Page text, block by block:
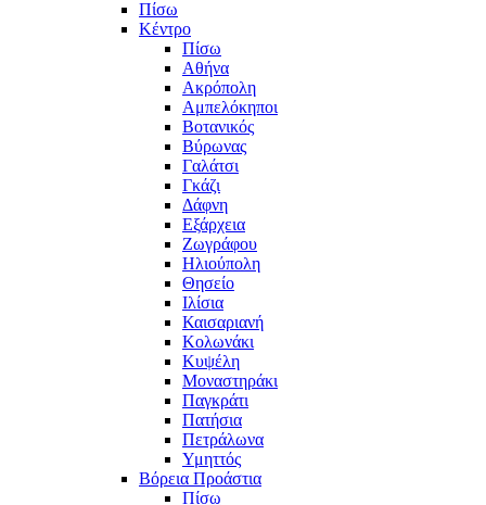
Πίσω
Κέντρο
Πίσω
Αθήνα
Ακρόπολη
Αμπελόκηποι
Βοτανικός
Βύρωνας
Γαλάτσι
Γκάζι
Δάφνη
Εξάρχεια
Ζωγράφου
Ηλιούπολη
Θησείο
Ιλίσια
Καισαριανή
Κολωνάκι
Κυψέλη
Μοναστηράκι
Παγκράτι
Πατήσια
Πετράλωνα
Υμηττός
Βόρεια Προάστια
Πίσω